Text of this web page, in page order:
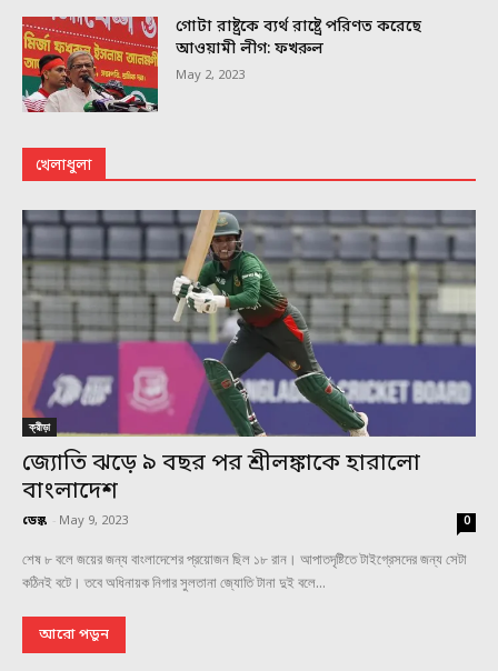
গোটা রাষ্ট্রকে ব্যর্থ রাষ্ট্রে পরিণত করেছে
আওয়ামী লীগ: ফখরুল
May 2, 2023
খেলাধুলা
ক্রীড়া
জ্যোতি ঝড়ে ৯ বছর পর শ্রীলঙ্কাকে হারালো
বাংলাদেশ
ডেস্ক - May 9, 2023 0
শেষ ৮ বলে জয়ের জন্য বাংলাদেশের প্রয়োজন ছিল ১৮ রান। আপাতদৃষ্টিতে টাইগ্রেসদের জন্য সেটা
কঠিনই বটে। তবে অধিনায়ক নিগার সুলতানা জ্যোতি টানা দুই বলে...
আরো পড়ুন